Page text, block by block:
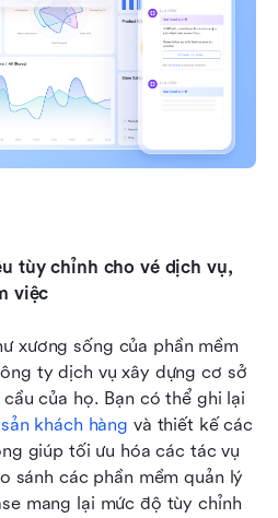
tùy chỉnh cho vé dịch vụ,
việc
xương sống của phần mềm
ty dịch vụ xây dựng cơ sở
của họ. Bạn có thể ghi lại
khách hàng và thiết kế các
giúp tối ưu hóa các tác vụ
sánh các phần mềm quản lý
mang lại mức độ tùy chỉnh